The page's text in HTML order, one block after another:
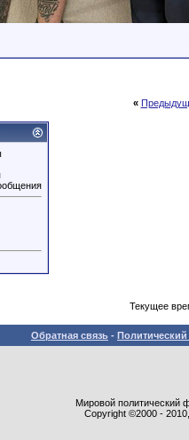
«
Текущее
Обратная связь -
Мировой политический
Copyright ©2000 -